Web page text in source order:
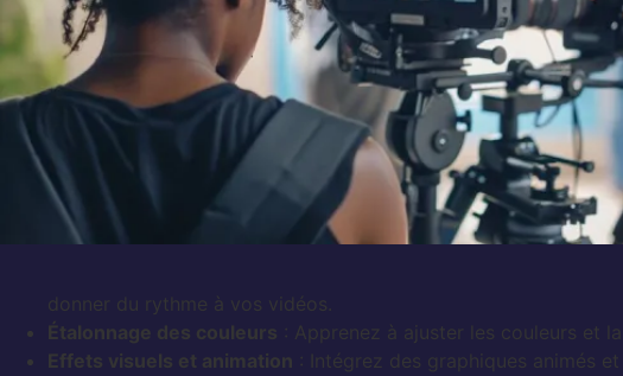
donner du rythme à vos vidéos.
Étalonnage des couleurs : Apprenez à ajuster les couleurs et
Effets visuels et animation : Intégrez des graphiques animés